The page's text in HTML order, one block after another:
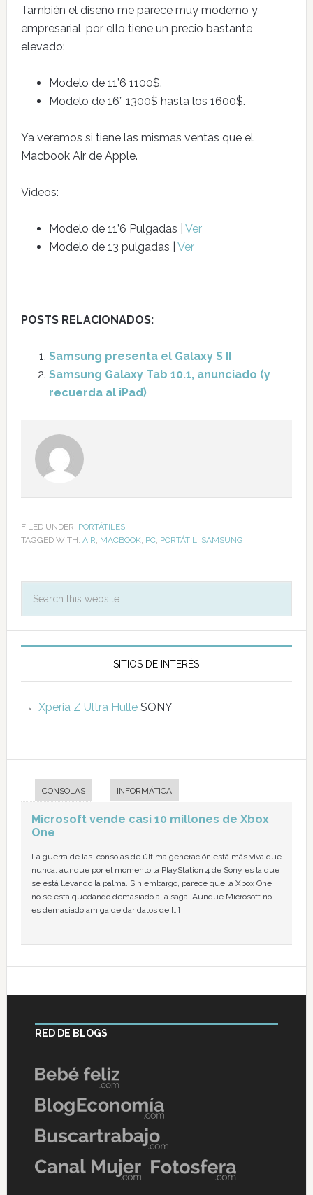
También el diseño me parece muy moderno y
empresarial, por ello tiene un precio bastante
elevado:
Modelo de 11’6 1100$.
Modelo de 16” 1300$ hasta los 1600$.
Ya veremos si tiene las mismas ventas que el
Macbook Air de Apple.
Vídeos:
Modelo de 11’6 Pulgadas | Ver
Modelo de 13 pulgadas | Ver
POSTS RELACIONADOS:
Samsung presenta el Galaxy S II
Samsung Galaxy Tab 10.1, anunciado (y
recuerda al iPad)
FILED UNDER: PORTÁTILES
TAGGED WITH: AIR, MACBOOK, PC, PORTÁTIL, SAMSUNG
SITIOS DE INTERÉS
Xperia Z Ultra HülleSONY
CONSOLAS INFORMÁTICA
Microsoft vende casi 10 millones de Xbox
One
La guerra de las consolas de última generación está más viva que
nunca, aunque por el momento la PlayStation 4 de Sony es la que
se está llevando la palma. Sin embargo, parece que la Xbox One
no se está quedando demasiado a la saga. Aunque Microsoft no
es demasiado amiga de dar datos de […]
RED DE BLOGS